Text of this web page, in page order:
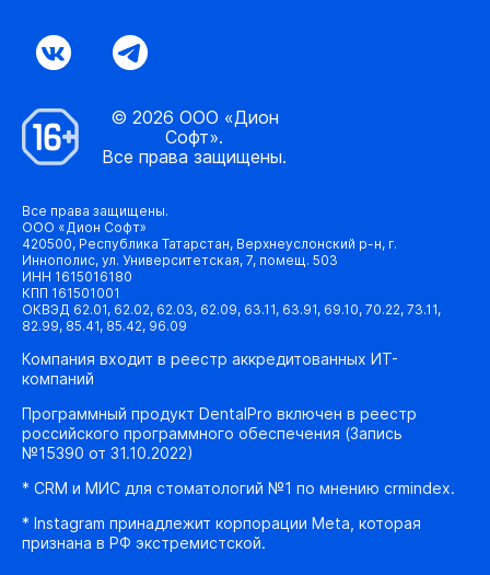
© 2026 ООО «Дион
Софт».
Все права защищены.
Все права защищены.
ООО «Дион Софт»
420500, Республика Татарстан, Верхнеуслонский р-н, г.
Иннополис, ул. Университетская, 7, помещ. 503
ИНН 1615016180
КПП 161501001
ОКВЭД 62.01, 62.02, 62.03, 62.09, 63.11, 63.91, 69.10, 70.22, 73.11,
82.99, 85.41, 85.42, 96.09
Компания входит в реестр аккредитованных ИТ-
компаний
Программный продукт DentalPro включен в реестр
российского программного обеспечения (Запись
№15390 от 31.10.2022)
* CRM и МИС для стоматологий №1 по мнению crmindex.
* Instagram принадлежит корпорации Meta, которая
признана в РФ экстремистской.